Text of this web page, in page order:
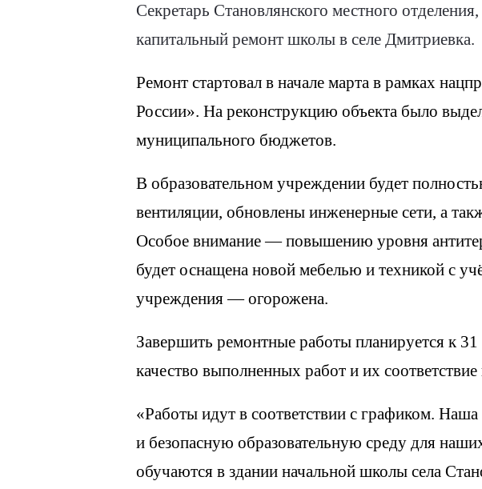
Секретарь Становлянского местного
капитальный ремонт школы в селе Дмитриевка.
Ремонт стартовал в начале марта в рамках
России». На реконструкцию объекта было
муниципального бюджетов.
В образовательном учреждении будет
вентиляции, обновлены инженерные сети, а
Особое внимание — повышению уровня
будет оснащена новой мебелью и техникой с
учреждения — огорожена.
Завершить ремонтные работы планируется к
качество выполненных работ и их
«Работы идут в соответствии с графиком. Наша
и безопасную образовательную среду для
обучаются в здании начальной школы села